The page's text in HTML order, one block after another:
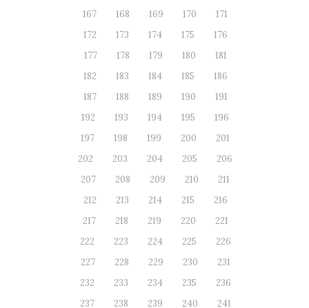
167
168 169 170
171
172
173 174 175
176
177
178 179 180
181
182
183 184 185
186
187
188 189 190
191
192
193 194 195
196
197
198 199 200
201
202
203 204 205
206
207
208 209 210
211
212
213 214 215
216
217
218 219 220
221
222
223 224 225
226
227
228 229 230
231
232
233 234 235
236
237
238 239 240
241